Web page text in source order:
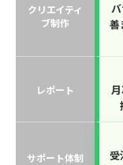
クリエイティ
ブ制作
善
レポート
サポート体制
受